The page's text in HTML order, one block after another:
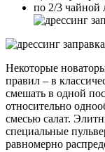
по 2/3 чайной
Некоторые
правил – в
смешать в одной
относительно
смесью салат.
специальные
равномерно